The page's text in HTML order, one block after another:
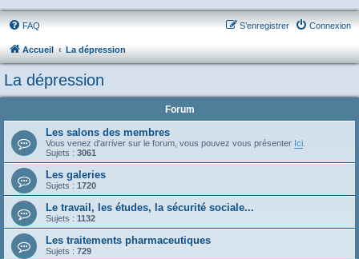
FAQ Connexion
S’enregistrer
Accueil La dépression
La dépression
Forum
Les salons des membres
Vous venez d'arriver sur le forum, vous pouvez vous présenter Ici
Sujets : 3061
Les galeries
Sujets : 1720
Le travail, les études, la sécurité sociale...
Sujets : 1132
Les traitements pharmaceutiques
Sujets : 729